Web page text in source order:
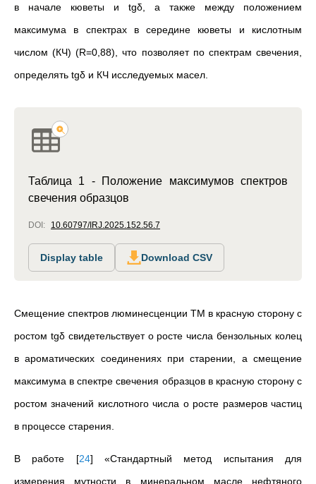
в начале кюветы и tgδ, а также между положением
максимума в спектрах в середине кюветы и кислотным
числом (КЧ) (R=0,88), что позволяет по спектрам свечения,
определять tgδ и КЧ исследуемых масел.
Таблица 1 - Положение максимумов спектров
свечения образцов
DOI: 10.60797/IRJ.2025.152.56.7
Display table Download CSV
Смещение спектров люминесценции ТМ в красную сторону с
ростом tgδ свидетельствует о росте числа бензольных колец
в ароматических соединениях при старении, а смещение
максимума в спектре свечения образцов в красную сторону с
ростом значений кислотного числа о росте размеров частиц
в процессе старения.
В работе [24] «Стандартный метод испытания для
измерения мутности в минеральном масле нефтяного